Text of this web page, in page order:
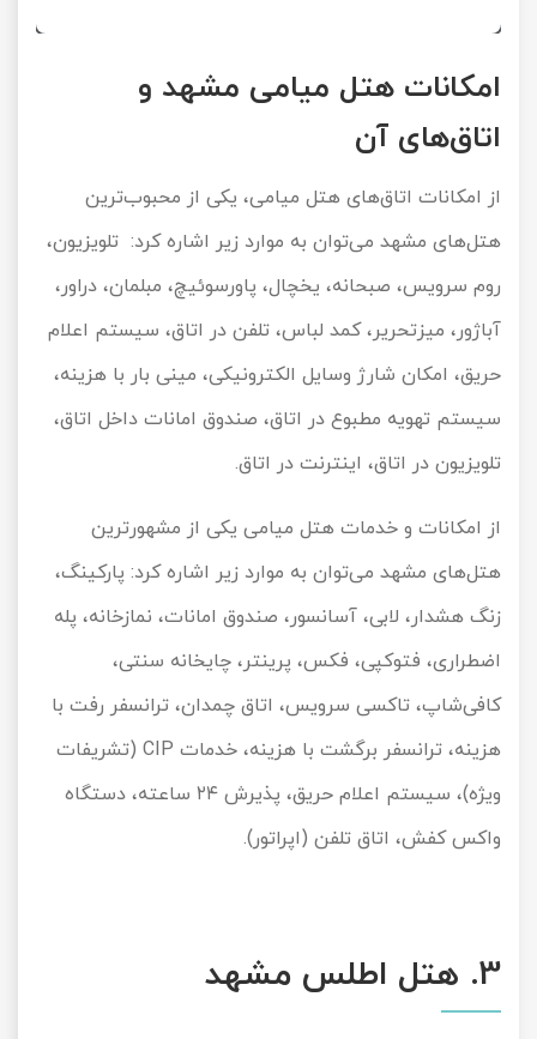
امکانات هتل میامی مشهد و
اتاق‌های آن
از امکانات اتاق‌های هتل میامی، یکی از محبوب‌ترین
هتل‌های مشهد می‌توان به موارد زیر اشاره کرد: تلویزیون،
روم سرویس، صبحانه، یخچال، پاورسوئیچ، مبلمان، دراور،
آباژور، میزتحریر، کمد لباس، تلفن در اتاق، سیستم اعلام
حریق، امکان شارژ وسایل الکترونیکی، مینی بار با هزینه،
سیستم تهویه مطبوع در اتاق، صندوق امانات داخل اتاق،
تلویزیون در اتاق، اینترنت در اتاق.
از امکانات و خدمات هتل میامی یکی از مشهورترین
هتل‌های مشهد می‌توان به موارد زیر اشاره کرد: پارکینگ،
زنگ هشدار، لابی، آسانسور، صندوق امانات، نمازخانه، پله
اضطراری، فتوکپی، فکس، پرینتر، چایخانه سنتی،
کافیشاپ، تاکسی سرویس، اتاق چمدان، ترانسفر رفت با
هزینه، ترانسفر برگشت با هزینه، خدمات CIP (تشریفات
ویژه)، سیستم اعلام حریق، پذیرش ۲۴ ساعته، دستگاه
واکس کفش، اتاق تلفن (اپراتور).
3. هتل اطلس مشهد